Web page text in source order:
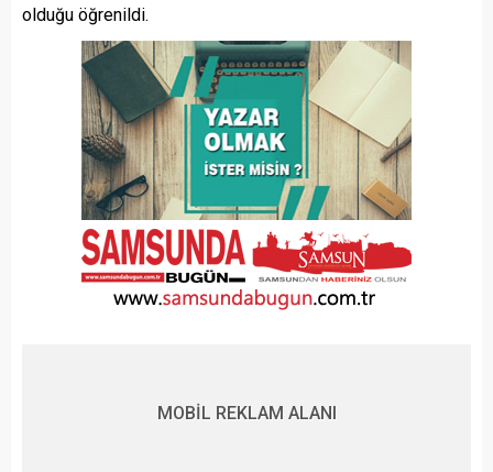
olduğu öğrenildi.
MOBİL REKLAM ALANI